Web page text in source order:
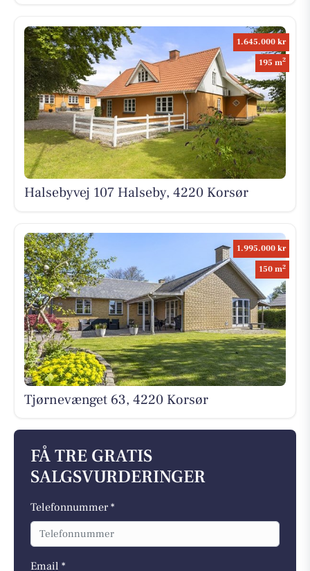
1.645.000 kr
195 m2
Halsebyvej 107 Halseby, 4220 Korsør
1.995.000 kr
150 m2
Tjørnevænget 63, 4220 Korsør
FÅ TRE GRATIS
SALGSVURDERINGER
Telefonnummer *
Email *